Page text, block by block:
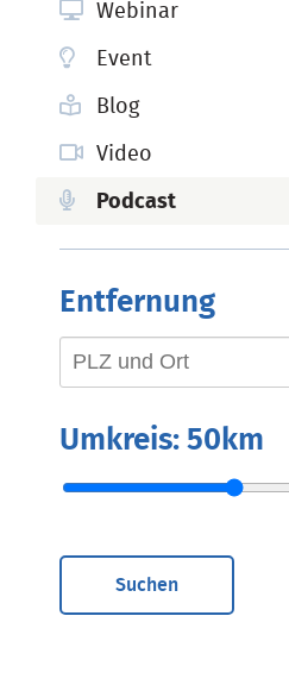
Webinar
Event
Blog
Video
Podcast
Entfernung
Umkreis: 50km
Suchen